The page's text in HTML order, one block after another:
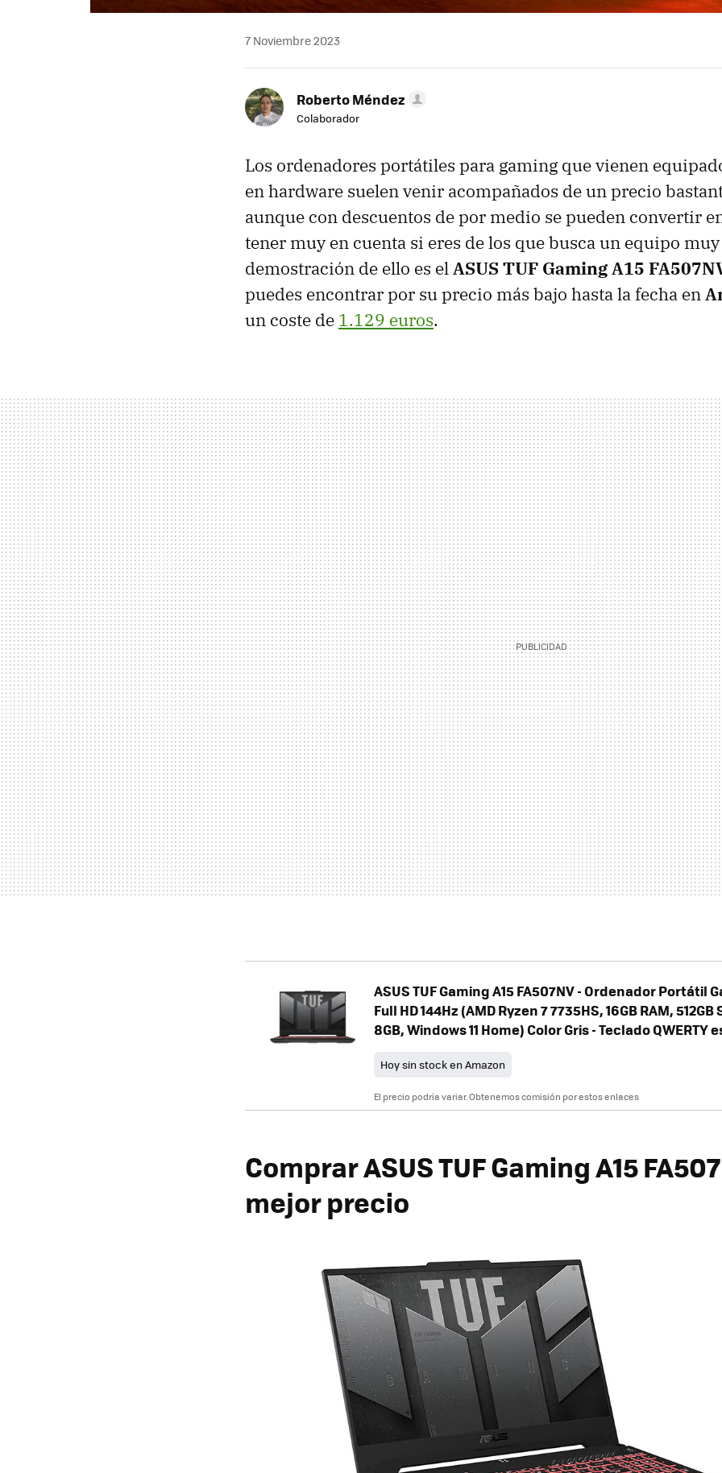
7 Noviembre 2023
Roberto Méndez
Colaborador
Los ordenadores portátiles para gaming que vienen
en hardware suelen venir acompañados de un precio
aunque con descuentos de por medio se pueden convertir
tener muy en cuenta si eres de los que busca un equipo
demostración de ello es elASUS TUF Gaming A15
puedes encontrar por su precio más bajo hasta la fecha en
un coste de 1.129 euros.
ASUS TUF Gaming A15 FA507NV - Ordenador Portátil
Full HD 144Hz (AMD Ryzen 7 7735HS, 16GB RAM, 512GB
8GB, Windows 11 Home) Color Gris - Teclado QWERTY
Hoy sin stock en Amazon
El precio podría variar. Obtenemos comisión por estos enlaces
Comprar ASUS TUF Gaming A15
mejor precio